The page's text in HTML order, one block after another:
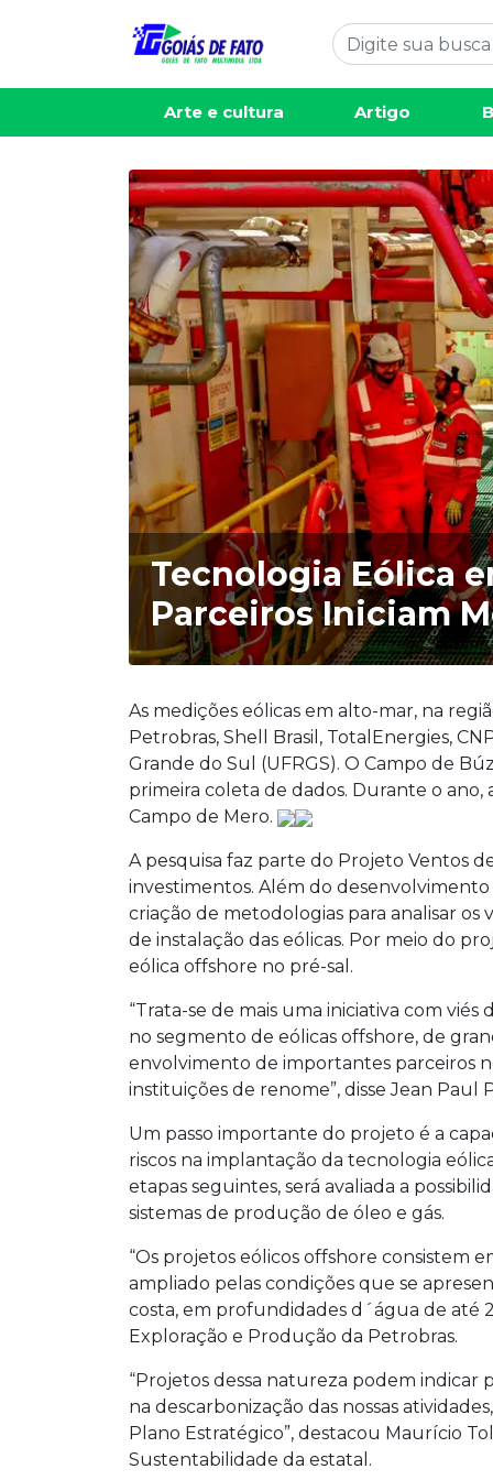
Arte e cultura Artigo
Tecnologia Eólica
Parceiros Iniciam
As medições eólicas em alto-mar, na
Petrobras, Shell Brasil, TotalEnergies,
Grande do Sul (UFRGS). O Campo de
primeira coleta de dados. Durante o
Campo de Mero.
A pesquisa faz parte do Projeto Ventos
investimentos. Além do
criação de metodologias para analisar os
de instalação das eólicas. Por meio do
eólica offshore no pré-sal.
“Trata-se de mais uma iniciativa com
no segmento de eólicas offshore, de
envolvimento de importantes parceiros
instituições de renome”, disse Jean Paul
Um passo importante do projeto é a
riscos na implantação da tecnologia
etapas seguintes, será avaliada a
sistemas de produção de óleo e gás.
“Os projetos eólicos offshore consistem
ampliado pelas condições que se
costa, em profundidades d´água de até
Exploração e Produção da Petrobras.
“Projetos dessa natureza podem indicar
na descarbonização das nossas
Plano Estratégico”, destacou Maurício
Sustentabilidade da estatal.